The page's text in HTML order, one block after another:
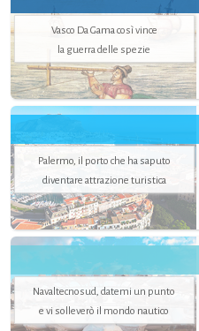
Vasco Da Gama così vince
la guerra delle spezie
Palermo, il porto che ha saputo
diventare attrazione turistica
Navaltecnosud, datemi un punto
e vi solleverò il mondo nautico